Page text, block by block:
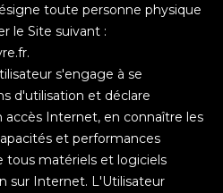
toute personne physique
le Site suivant :
s'engage à se
d'utilisation et déclare
accès Internet, en connaître les
et performances
tous matériels et logiciels
sur Internet. L'Utilisateur